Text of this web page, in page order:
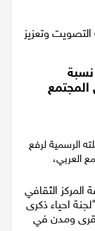
نسبة
حملته الرسمية لرفع
العربي،